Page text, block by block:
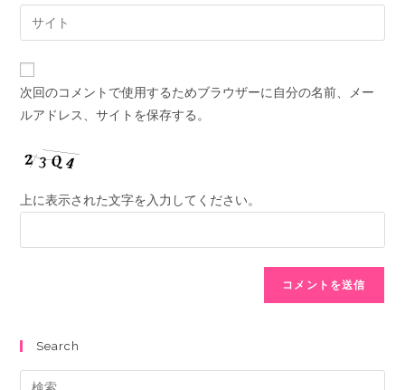
次回のコメントで使用するためブラウザーに自分の名前、メー
ルアドレス、サイトを保存する。
上に表示された文字を入力してください。
Search